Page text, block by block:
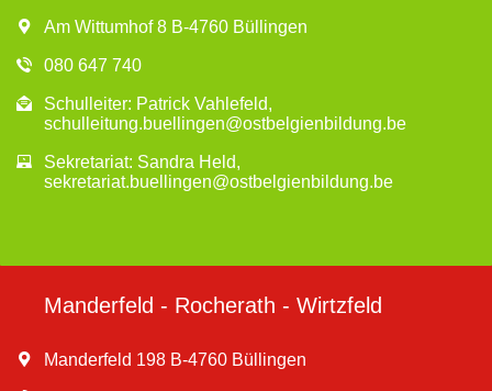
Am Wittumhof 8 B-4760 Büllingen
080 647 740
Schulleiter: Patrick Vahlefeld,
schulleitung.buellingen@ostbelgienbildung.be
Sekretariat: Sandra Held,
sekretariat.buellingen@ostbelgienbildung.be
Manderfeld - Rocherath - Wirtzfeld
Manderfeld 198 B-4760 Büllingen